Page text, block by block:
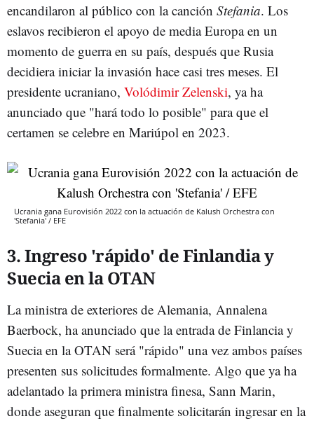
encandilaron al público con la canción Stefania. Los
eslavos recibieron el apoyo de media Europa en un
momento de guerra en su país, después que Rusia
decidiera iniciar la invasión hace casi tres meses. El
presidente ucraniano, Volódimir Zelenski, ya ha
anunciado que "hará todo lo posible" para que el
certamen se celebre en Mariúpol en 2023.
Ucrania gana Eurovisión 2022 con la actuación de Kalush Orchestra con
'Stefania' / EFE
3. Ingreso 'rápido' de Finlandia y
Suecia en la OTAN
La ministra de exteriores de Alemania, Annalena
Baerbock, ha anunciado que la entrada de Finlancia y
Suecia en la OTAN será "rápido" una vez ambos países
presenten sus solicitudes formalmente. Algo que ya ha
adelantado la primera ministra finesa, Sann Marin,
donde aseguran que finalmente solicitarán ingresar en la